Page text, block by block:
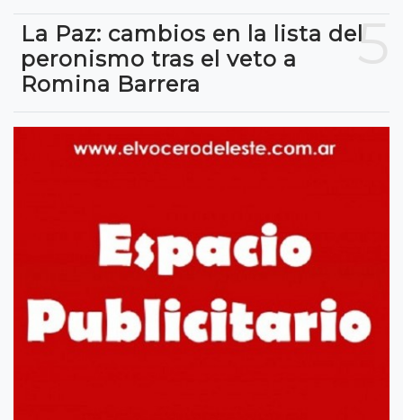
5
La Paz: cambios en la lista del
peronismo tras el veto a
Romina Barrera